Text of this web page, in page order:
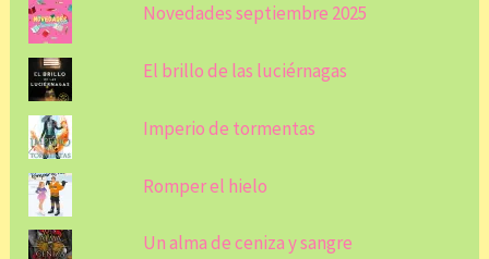
Novedades septiembre 2025
El brillo de las luciérnagas
Imperio de tormentas
Romper el hielo
Un alma de ceniza y sangre